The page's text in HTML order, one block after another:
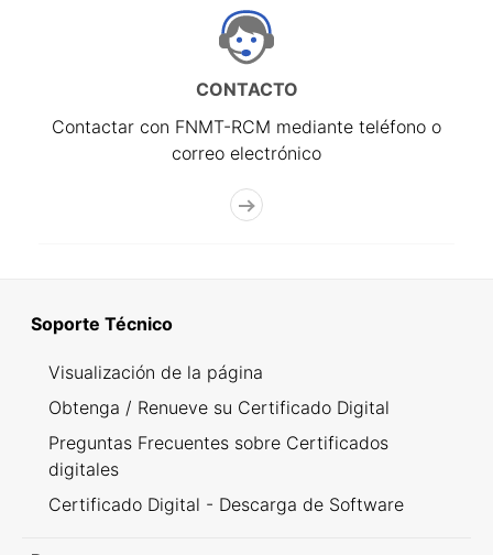
CONTACTO
Contactar con FNMT-RCM mediante teléfono o
correo electrónico
Soporte Técnico
Visualización de la página
Obtenga / Renueve su Certificado Digital
Preguntas Frecuentes sobre Certificados
digitales
Certificado Digital - Descarga de Software